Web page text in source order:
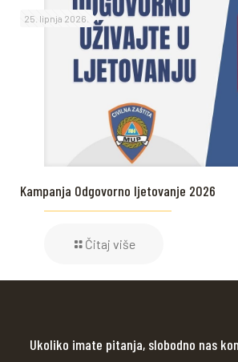
25. lipnja 2026.
Kampanja Odgovorno ljetovanje 2026
Čitaj više
Ukoliko imate pitanja, slobodno nas